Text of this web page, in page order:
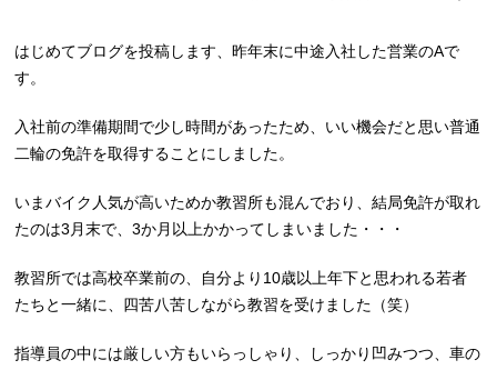
はじめてブログを投稿します、昨年末に中途入社した営業のAで
す。
入社前の準備期間で少し時間があったため、いい機会だと思い普通
二輪の免許を取得することにしました。
いまバイク人気が高いためか教習所も混んでおり、結局免許が取れ
たのは3月末で、3か月以上かかってしまいました・・・
教習所では高校卒業前の、自分より10歳以上年下と思われる若者
たちと一緒に、四苦八苦しながら教習を受けました（笑）
指導員の中には厳しい方もいらっしゃり、しっかり凹みつつ、車の